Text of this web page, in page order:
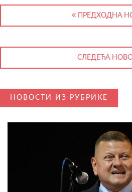
ПРЕДХОДНА
СЛЕДЕЋА
НОВОСТИ ИЗ РУБРИКЕ